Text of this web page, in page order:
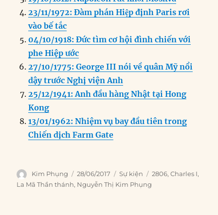
o
k
n
er p m
23/11/1972: Đàm phán Hiệp định Paris rơi
vào bế tắc
04/10/1918: Đức tìm cơ hội đình chiến với
phe Hiệp ước
27/10/1775: George III nói về quân Mỹ nổi
dậy trước Nghị viện Anh
25/12/1941: Anh đầu hàng Nhật tại Hong
Kong
13/01/1962: Nhiệm vụ bay đầu tiên trong
Chiến dịch Farm Gate
Author
Kim Phụng
Posted
on
28/06/2017 Categories
Sự kiện Tags
2806,Charles I,
La Mã Thần thánh, Nguyễn Thị Kim Phụng